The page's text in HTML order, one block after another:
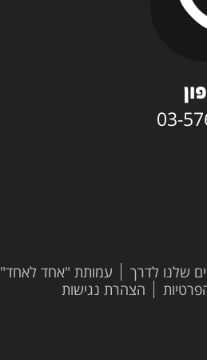
03-
שלנו לדרך עמותת "אחד לאחד"
הצהרת נגישות